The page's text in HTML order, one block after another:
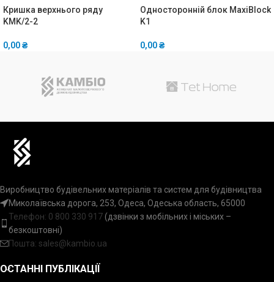
Кришка верхнього ряду
KMK/2-2
0,00₴
Односторонній блок MaxiBlock
K1
0,00₴
Виробництво будівельних матеріалів та систем для будівництва
Миколаївська дорога, 253, Одеса, Одеська область, 65000
Телефон: 0 800 330 917(дзвінки з мобільних і міських –
безкоштовні)
Пошта: sales@kambio.ua
ОСТАННІ ПУБЛІКАЦІЇ